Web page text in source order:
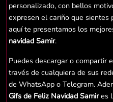
personalizado, con bellos
expresen el cariño que sientes
aquí te presentamos los
navidad Samir.
Puedes descargar o compartir
través de cualquiera de sus
de WhatsApp o Telegram.
Gifs de Feliz Navidad Samires